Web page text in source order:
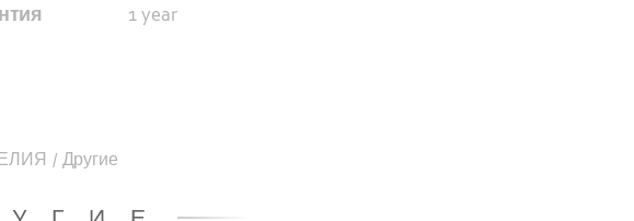
1 year
/ Другие